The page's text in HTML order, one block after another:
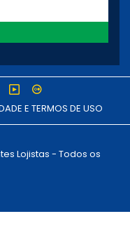
E TERMOS DE USO
Lojistas - Todos os